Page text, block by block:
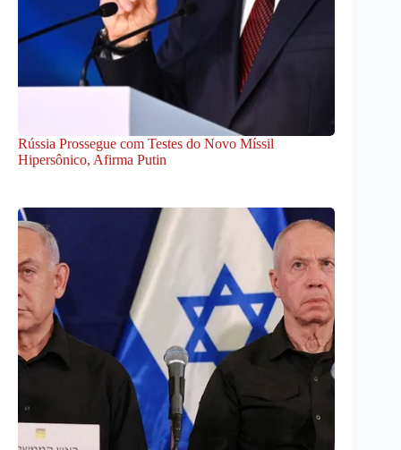
Rússia Prossegue com Testes do Novo Míssil
Hipersônico, Afirma Putin